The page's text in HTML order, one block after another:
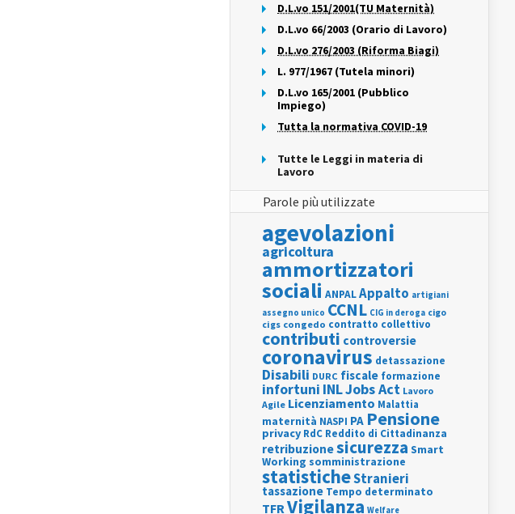
D.L.vo 151/2001(TU Maternità)
D.L.vo 66/2003 (Orario di Lavoro)
D.L.vo 276/2003 (Riforma Biagi)
L. 977/1967 (Tutela minori)
D.L.vo 165/2001 (Pubblico
Impiego)
Tutta la normativa COVID-19
Tutte le Leggi in materia di
Lavoro
Parole più utilizzate
agevolazioni
agricoltura
ammortizzatori
sociali ANPALAppalto artigiani
assegno unico CCNL CIG in deroga cigo
cigs congedo contratto collettivo
contributi controversie
coronavirus detassazione
Disabili DURC fiscale formazione
infortuni INLJobs Act Lavoro
Agile Licenziamento Malattia
maternità NASPI PA Pensione
privacy RdC Reddito di Cittadinanza
retribuzionesicurezza Smart
Working somministrazione
statisticheStranieri
tassazione Tempo determinato
TFRVigilanza Welfare